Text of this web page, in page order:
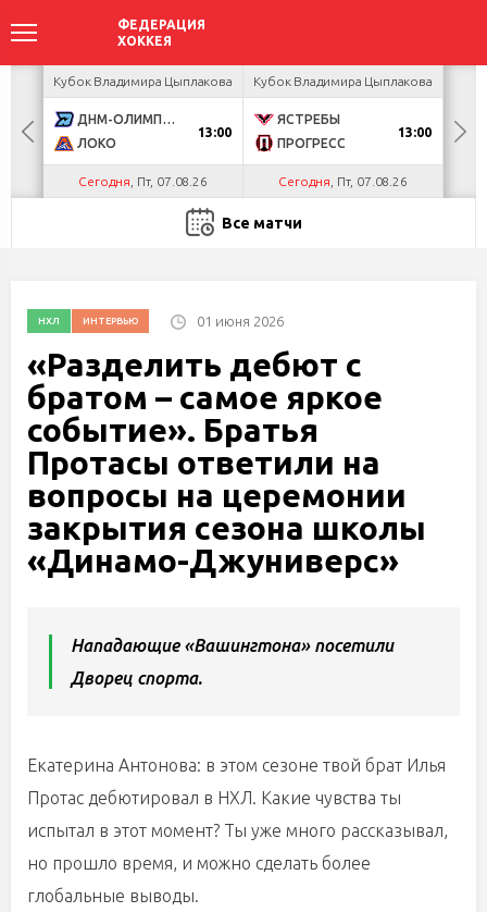
Кубок Владимира Цыплакова
ДНМ-ОЛИМПИК
ЛОКО
13:00
Сегодня , Пт, 07.08.26
Кубок Владимира Цыплакова
ЯСТРЕБЫ
ПРОГРЕСС
13:00
Сегодня , Пт, 07.08.26
Все матчи
НХЛ ИНТЕРВЬЮ 01 июня 2026
«Разделить дебют с
братом – самое яркое
событие». Братья
Протасы ответили на
вопросы на церемонии
закрытия сезона школы
«Динамо-Джуниверс»
Нападающие «Вашингтона» посетили
Дворец спорта.
Екатерина Антонова: в этом сезоне твой брат Илья
Протас дебютировал в НХЛ. Какие чувства ты
испытал в этот момент? Ты уже много рассказывал,
но прошло время, и можно сделать более
глобальные выводы.